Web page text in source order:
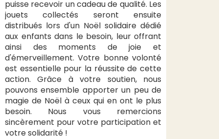
puisse recevoir un cadeau de qualité. Les
jouets collectés seront ensuite
distribués lors d'un Noël solidaire dédié
aux enfants dans le besoin, leur offrant
ainsi des moments de joie et
d'émerveillement. Votre bonne volonté
est essentielle pour la réussite de cette
action. Grâce à votre soutien, nous
pouvons ensemble apporter un peu de
magie de Noël à ceux qui en ont le plus
besoin. Nous vous remercions
sincèrement pour votre participation et
votre solidarité !